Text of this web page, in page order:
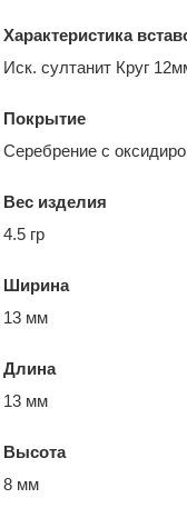
Характеристика
Иск. султанит Круг
Покрытие
Серебрение с
Вес изделия
4.5 гр
Ширина
13 мм
Длина
13 мм
Высота
8 мм